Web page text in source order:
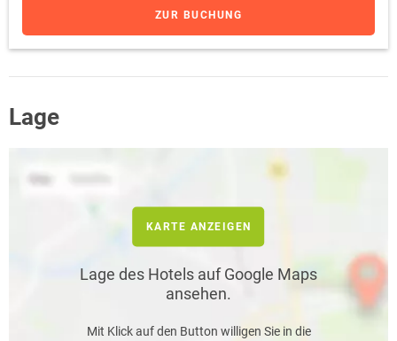
ZUR BUCHUNG
Lage
KARTE ANZEIGEN
Lage des Hotels auf Google Maps
ansehen.
Mit Klick auf den Button willigen Sie in die